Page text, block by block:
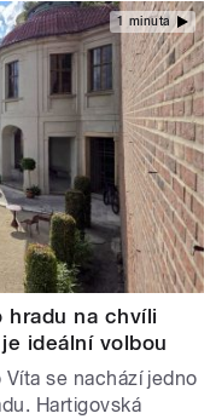
1 minuta
hradu na chvíli
ideální volbou
se nachází jedno
Hartigovská